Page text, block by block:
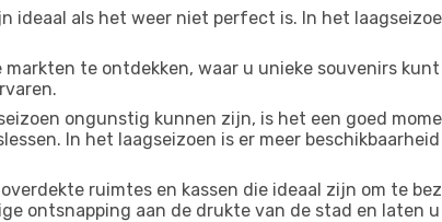
ideaal als het weer niet perfect is. In het
te ontdekken, waar u unieke souvenirs kunt
ongunstig kunnen zijn, is het een goed
In het laagseizoen is er meer
ruimtes en kassen die ideaal zijn om te
ontsnapping aan de drukte van de stad en laten